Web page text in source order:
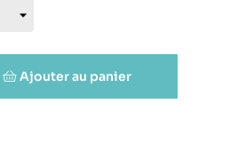
Ajouter au panier